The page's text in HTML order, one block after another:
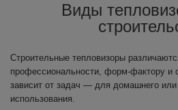
Виды
Строительные тепловизоры
профессиональности, форм-фактору и
зависит от задач — для домашнего
использования.